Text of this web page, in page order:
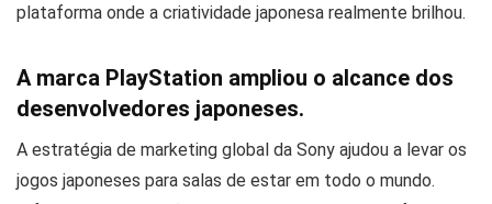
plataforma onde a criatividade japonesa realmente brilhou.
A marca PlayStation ampliou o alcance dos
desenvolvedores japoneses.
A estratégia de marketing global da Sony ajudou a levar os
jogos japoneses para salas de estar em todo o mundo.